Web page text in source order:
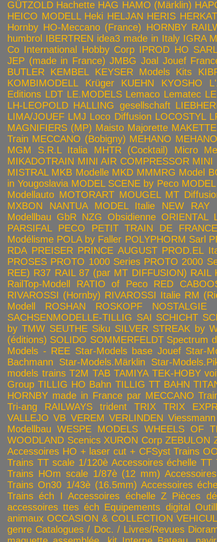
GÜTZOLD Hachette HAG HAMO (Märklin)
HEICO MODELL Heki HELJAN HERIS HERKAT
Hornby HO-Meccano (France) HORNBY
humbrol IBERTREN idea3 made in Italy IGRA
Co International Hobby Corp IPROD HO
JEP (made in France) JMBG Joal Jouef
BUTLER
KEMBEL KEYSER Models Kits
KOMBIMODELL
Krüger KUEHN KYOSHO
Editions LDT LE.MODELS Lemaco Lematec
LH-LEOPOLD HALLING gesellschaft
LIMA/JOUEF LMJ Loco Diffusion LOCOSTYL
MAGNIFIERS (MP) Maisto Majorette MAKETTE
Train MECCANO (Bobigny) MEHANO
MGM S.R.L Italia
MHTR (Cocktail)
Micro
MIKADOTRAIN MINI AIR COMPRESSOR MINI
MISTRAL MKB Modelle MKD MMMRG Model
in Yougoslavia MODEL SCENE by Peco
Modellauto MOTORART MOUGEL MT
MXBON
NANTUA MODEL Italie NEW RAY
Modellbau GbR NZG Obsidienne ORIENTAL
PARSIFAL
PECO
PETIT TRAIN DE FRANCE
Modélisme POLA by Faller POLYPHORM Sarl
RDA PREISER PRINCE AUGUST PROD.EL
PROSES PROTO 1000 Series PROTO 2000
REE) R37 RAIL 87 (par MT DIFFUSION) RAIL
RailTop-Modell
RATIO of Peco
RED
RIVAROSSI (Hornby) RIVAROSSI Italie RM
Modell
ROSHAN ROSKOPF NOSTALGIE
SACHSENMODELLE-TILLIG SAI SCHICHT
by TMW SEUTHE Siku SILVER STREAK by
(éditions) SOLIDO SOMMERFELDT Spectrum
Models - REE Star-Models base Jouef Star-
Bachmann
Star-Models.Märklin
Star-
models trains T2M TAB TAMIYA TEK-HOBY
Group TILLIG HO Bahn TILLIG TT BAHN
HORNBY made in France par MECCANO
Tri-ang RAILWAYS
trident TRIX
TRIX
VALLEJO VB VEREM VERLINDEN Viessmann
Modellbau WESPE MODELS WHEELS OF
WOODLAND Scenics XURON Corp ZEBULON
Accessoires HO + laser cut + CFSyst Trains
Trains TT scale 1/120è Accessoires échelle TT
Trains HOm scale 1/87è (12 mm)
Trains On30 1/43è (16.5mm) Accessoires
Trains éch I Accessoires échelle Z Pièces
accessoires ttes éch Equipements digital
animaux OCCASION & COLLECTION
genre Catalogues / Doc. / Livres/Revues